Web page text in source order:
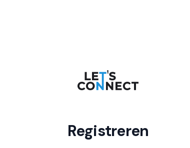
Registreren